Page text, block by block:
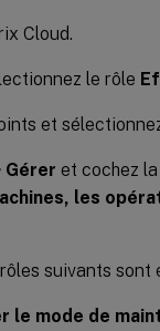
Cloud.
le rôle
et
Gérer et cochez
les
suivants sont
mode de